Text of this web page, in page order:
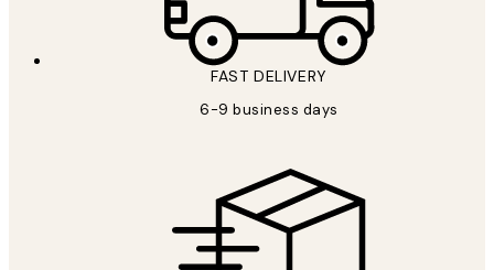
FAST DELIVERY
6-9 business days